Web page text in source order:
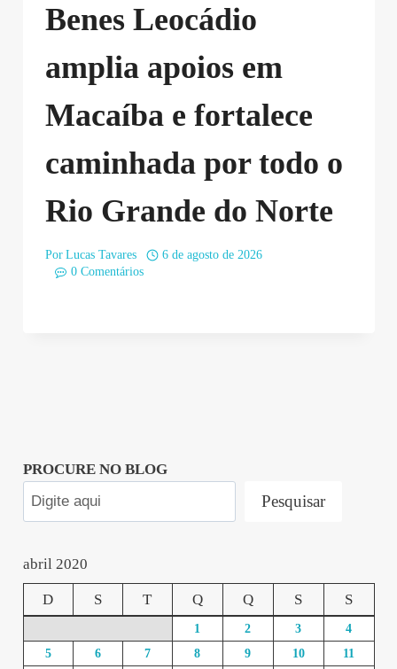
Benes Leocádio
amplia apoios em
Macaíba e fortalece
caminhada por todo o
Rio Grande do Norte
Por Lucas Tavares
6 de agosto de 2026
0 Comentários
PROCURE NO BLOG
Pesquisar
abril 2020
D S T Q Q S S
1 2 3
4
5
6 7 8 9 10
11